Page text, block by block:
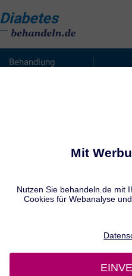
Diabetes
Behandlung
ist Diabetes?
bei Diabetes
bei Kindern
bei Diabetes